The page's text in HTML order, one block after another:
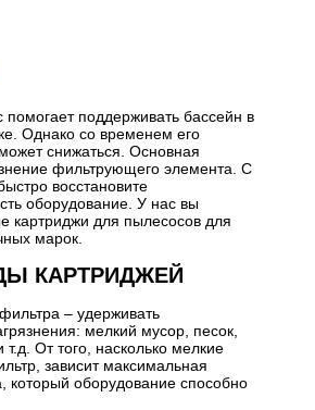
поддерживать бассейн в
Однако со временем его
снижаться. Основная
фильтрующего элемента. С
восстановите
оборудование. У нас вы
картриджи для пылесосов для
марок.
КАРТРИДЖЕЙ
– удерживать
мелкий мусор, песок,
т.д. От того, насколько мелкие
зависит максимальная
который оборудование способно